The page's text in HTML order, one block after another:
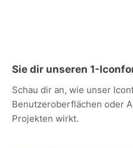
Sie dir unseren 1-
Schau dir an, wie unser
Benutzeroberflächen oder
Projekten wirkt.